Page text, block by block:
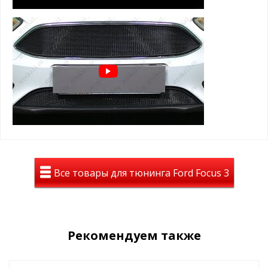
* также доступна опция - зимний пакет
ВАЖНО!!!УстанавливаетсяТОЛЬКОна защитную сетку
радиатора данного производителя
Зимний пакет (зимние заглушки поверх защитной сетки):
защита радиатора в минусовую погоду от снежно-
грязевых мас, реагентов и т.д.
помогает сохранить тепло в моторном отсеке
простая САМОСТОЯТЕЛЬНАЯ установка, крепится
пластиковыми винтами в ячейку защитной сетки
радиатора
Все товары для тюнинга Ford Focus 3
Рекомендуем также